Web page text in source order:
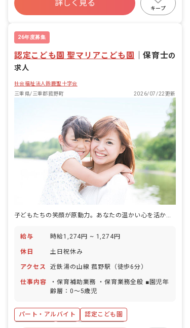
詳しく見る
キープ
26年度募集
認定こども園 聖マリアこども園 ｜保育士の
求人
社会福祉法人鈴鹿聖十字会
三重県/三重郡菰野町
2026/07/22更新
子どもたちの笑顔が原動力。あなたの温かい心を活かし、やりがいを実感できる場所です。
給与 時給1,274円 ~ 1,274円
休日 土日祝休み
アクセス 近鉄湯の山線 菰野駅（徒歩6分）
仕事内容
・保育補助業務 ・保育業務全般 ■園児年
齢層：0～5歳児
パート・アルバイト
認定こども園